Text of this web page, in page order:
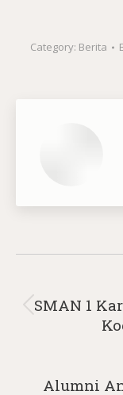
Category: Berita
SMAN 1
Alumni